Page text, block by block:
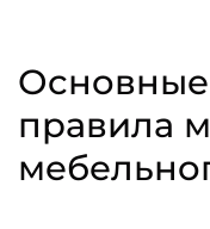
правила